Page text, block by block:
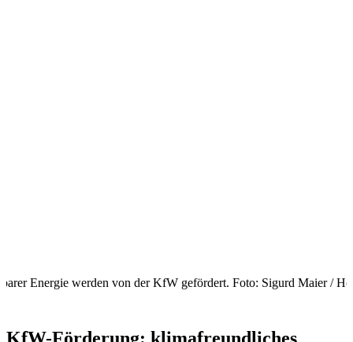
Energie werden von der KfW gefördert. Foto: Sigurd Maier /